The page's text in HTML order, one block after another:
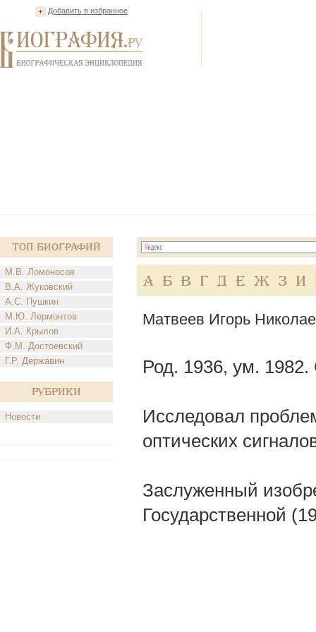
Добавить в избранное
Топ Биографий
М.В. Ломоносов
В.А. Жуковский
А.С. Пушкин
М.Ю. Лермонтов
И.А. Крылов
Ф.М. Достоевский
Г.Р. Державин
Рубрики
Новости
А Б В Г Д Е Ж З И
Матвеев Игорь
Род. 1936, ум. 1982.
Исследовал
оптических
Заслуженный
Государственной